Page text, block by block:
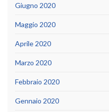
Giugno 2020
Maggio 2020
Aprile 2020
Marzo 2020
Febbraio 2020
Gennaio 2020